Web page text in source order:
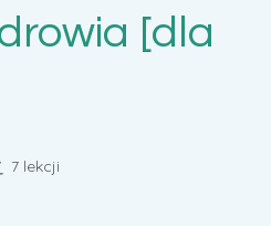
[dla
7 lekcji